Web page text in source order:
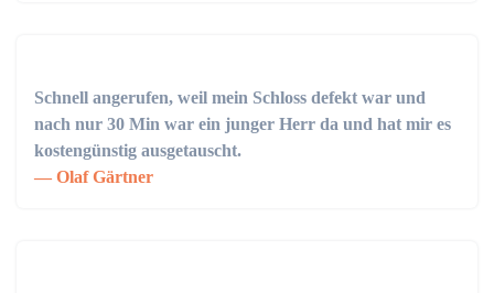
Schnell angerufen, weil mein Schloss defekt war und
nach nur 30 Min war ein junger Herr da und hat mir es
kostengünstig ausgetauscht.
Olaf Gärtner